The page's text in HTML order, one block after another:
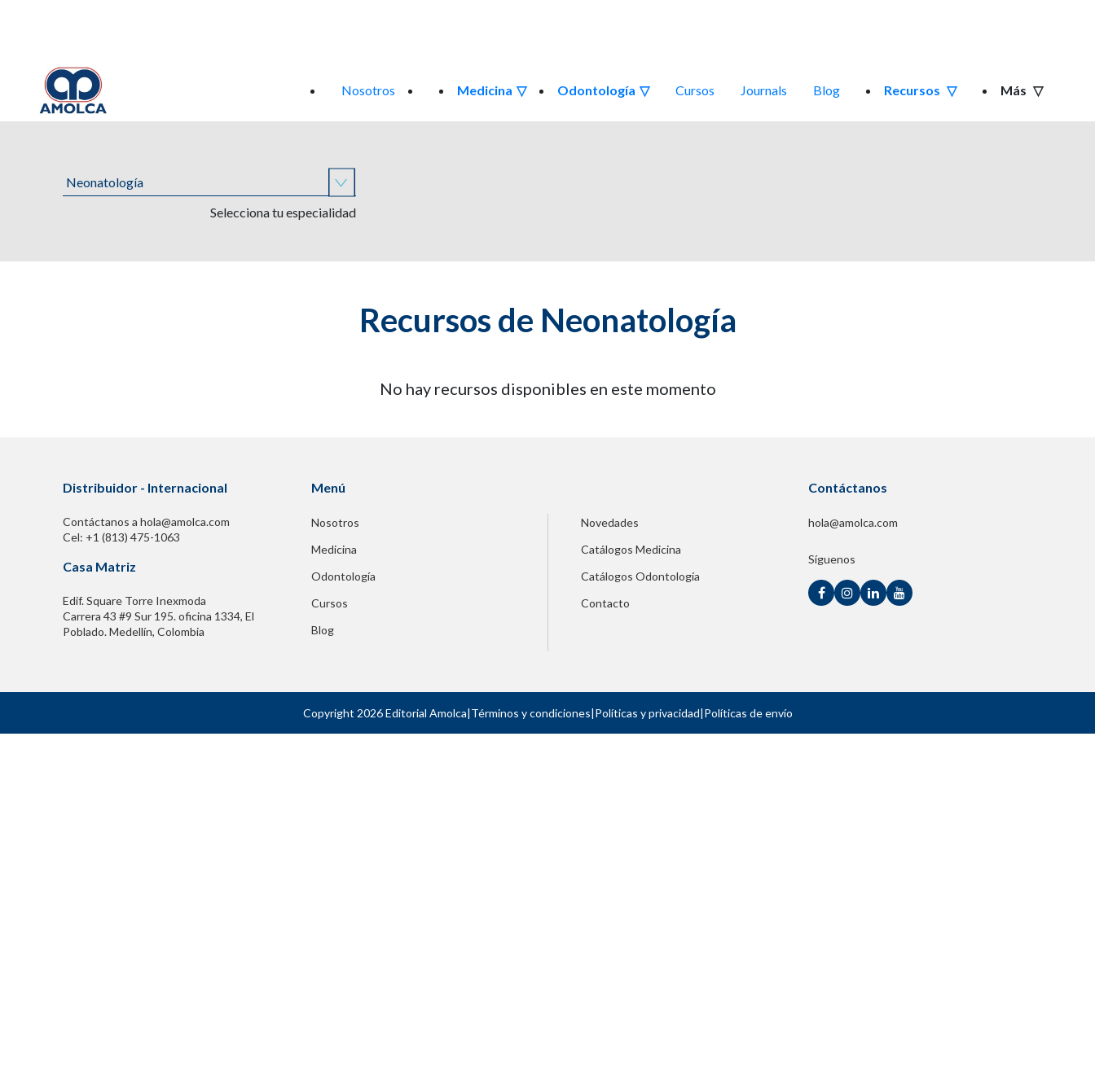
Nosotros Medicina Odontología Cursos Journals Blog Recursos Más
Selecciona tu especialidad
Recursos de Neonatología
No hay recursos disponibles en este momento
Distribuidor - Internacional
Contáctanos a hola@amolca.com
Cel: +1 (813) 475-1063
Casa Matriz
Edif. Square Torre Inexmoda
Carrera 43 #9 Sur 195. oficina 1334, El
Poblado. Medellín, Colombia
Menú
Nosotros
Medicina
Odontología
Cursos
Blog
Novedades
Catálogos Medicina
Catálogos Odontología
Contacto
Contáctanos
hola@amolca.com
Síguenos
Copyright 2026 Editorial Amolca|Términos y condiciones|Políticas y privacidad|Políticas de envío